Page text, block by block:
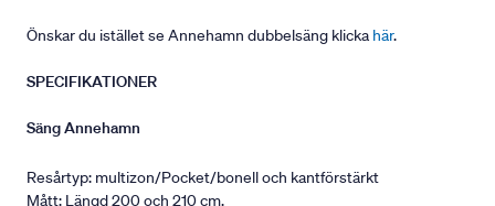
Önskar du istället se Annehamn dubbelsäng klicka här.
SPECIFIKATIONER
Säng Annehamn
Resårtyp: multizon/Pocket/bonell och kantförstärkt
Mått: Längd 200 och 210 cm.